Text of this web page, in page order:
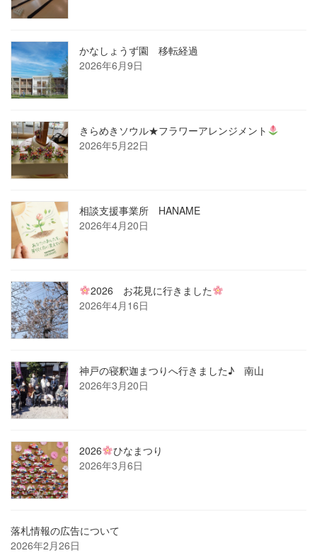
かなしょうず園 移転経過
2026年6月9日
きらめきソウル★フラワーアレンジメント
2026年5月22日
相談支援事業所 HANAME
2026年4月20日
2026 お花見に行きました
2026年4月16日
神戸の寝釈迦まつりへ行きました♪ 南山
2026年3月20日
2026
ひなまつり
2026年3月6日
落札情報の広告について
2026年2月26日